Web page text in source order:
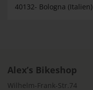
40132- Bologna (Italien)
Alex’s Bikeshop
Wilhelm-Frank-Str.74